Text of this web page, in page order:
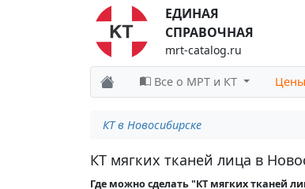
ЕДИНАЯ
СПРАВОЧНАЯ
mrt-catalog.ru
Все о МРТ и КТ Цены
КТ в Новосибирске
КТ мягких тканей лица в
Где можно сделать "КТ мягких тканей